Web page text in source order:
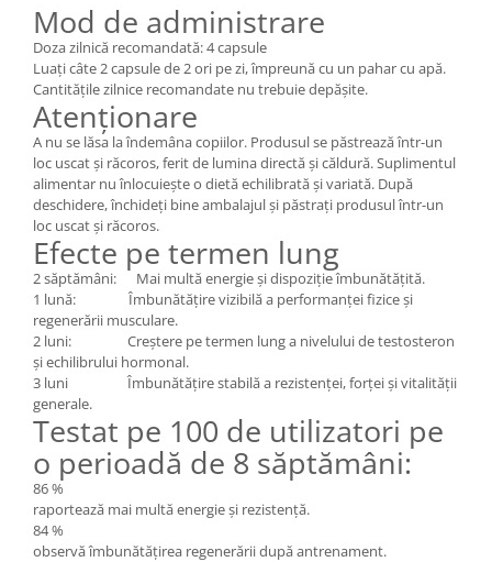
Mod de administrare
Doza zilnică recomandată: 4 capsule
Luați câte 2 capsule de 2 ori pe zi, împreună cu un pahar cu apă.
Cantitățile zilnice recomandate nu trebuie depășite.
Atenționare
A nu se lăsa la îndemâna copiilor. Produsul se păstrează într-un
loc uscat și răcoros, ferit de lumina directă și căldură. Suplimentul
alimentar nu înlocuiește o dietă echilibrată și variată. După
deschidere, închideți bine ambalajul și păstrați produsul într-un
loc uscat și răcoros.
Efecte pe termen lung
2 săptămâni: Mai multă energie și dispoziție îmbunătățită.
1 lună: Îmbunătățire vizibilă a performanței fizice și
regenerării musculare.
2 luni: Creștere pe termen lung a nivelului de testosteron
și echilibrului hormonal.
3 luni Îmbunătățire stabilă a rezistenței, forței și vitalității
generale.
Testat pe 100 de utilizatori pe
o perioadă de 8 săptămâni:
86 %
raportează mai multă energie și rezistență.
84 %
observă îmbunătățirea regenerării după antrenament.